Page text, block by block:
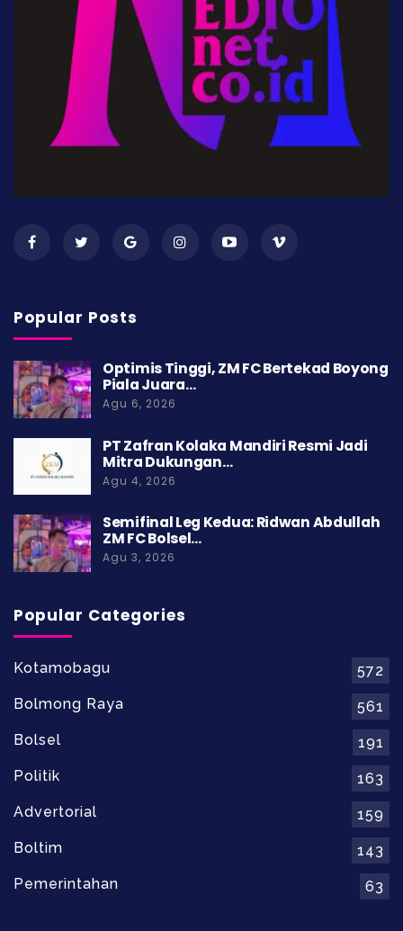
Popular Posts
Optimis Tinggi, ZM FC Bertekad Boyong
Piala Juara…
Agu 6, 2026
PT Zafran Kolaka Mandiri Resmi Jadi
Mitra Dukungan…
Agu 4, 2026
Semifinal Leg Kedua: Ridwan Abdullah
ZM FC Bolsel…
Agu 3, 2026
Popular Categories
Kotamobagu
572
Bolmong Raya
561
Bolsel
191
Politik
163
Advertorial
159
Boltim
143
Pemerintahan
63